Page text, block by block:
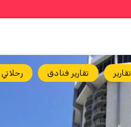
تقارير تقارير فنادق رحلاتي